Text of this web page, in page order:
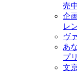
売
企
レ
ヴ
あ
プ
文